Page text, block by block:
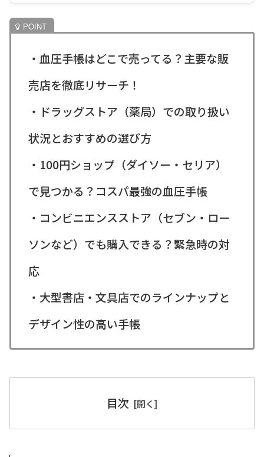
・血圧手帳はどこで売ってる？主要な販
売店を徹底リサーチ！
・ドラッグストア（薬局）での取り扱い
状況とおすすめの選び方
・100円ショップ（ダイソー・セリア）
で見つかる？コスパ最強の血圧手帳
・コンビニエンスストア（セブン・ロー
ソンなど）でも購入できる？緊急時の対
応
・大型書店・文具店でのラインナップと
デザイン性の高い手帳
目次